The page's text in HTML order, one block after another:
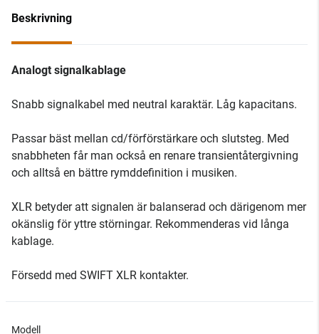
Beskrivning
Analogt signalkablage
Snabb signalkabel med neutral karaktär. Låg kapacitans.
Passar bäst mellan cd/förförstärkare och slutsteg. Med
snabbheten får man också en renare transientåtergivning
och alltså en bättre rymddefinition i musiken.
XLR betyder att signalen är balanserad och därigenom mer
okänslig för yttre störningar. Rekommenderas vid långa
kablage.
Försedd med SWIFT XLR kontakter.
Modell